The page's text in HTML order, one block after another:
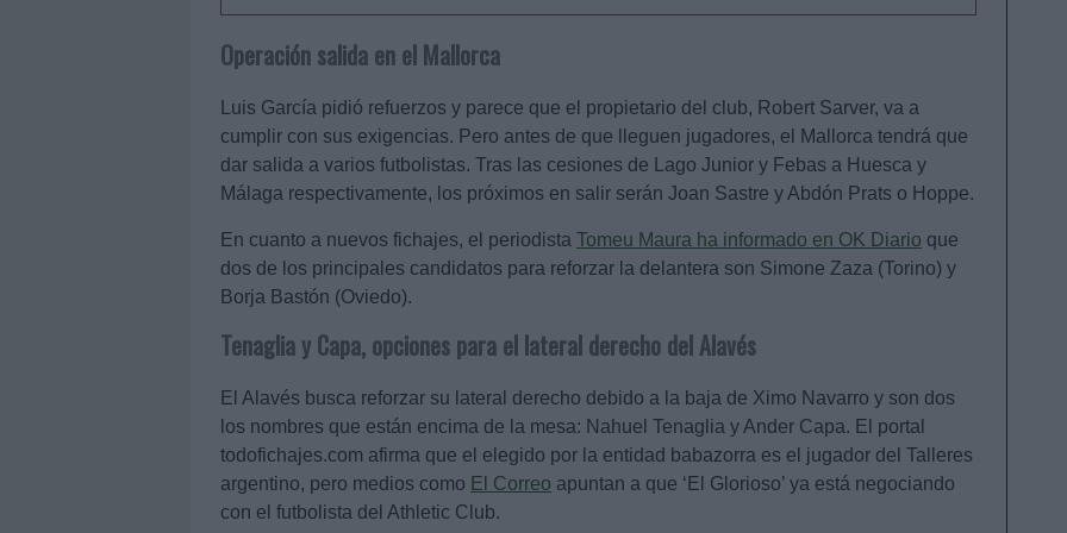
Operación salida en el Mallorca
Luis García pidió refuerzos y parece que el propietario del club, Robert Sarver, va a
cumplir con sus exigencias. Pero antes de que lleguen jugadores, el Mallorca tendrá que
dar salida a varios futbolistas. Tras las cesiones de Lago Junior y Febas a Huesca y
Málaga respectivamente, los próximos en salir serán Joan Sastre y Abdón Prats o Hoppe.
En cuanto a nuevos fichajes, el periodista Tomeu Maura ha informado en OK Diario que
dos de los principales candidatos para reforzar la delantera son Simone Zaza (Torino) y
Borja Bastón (Oviedo).
Tenaglia y Capa, opciones para el lateral derecho del Alavés
El Alavés busca reforzar su lateral derecho debido a la baja de Ximo Navarro y son dos
los nombres que están encima de la mesa: Nahuel Tenaglia y Ander Capa. El portal
todofichajes.com afirma que el elegido por la entidad babazorra es el jugador del Talleres
argentino, pero medios como El Correo apuntan a que ‘El Glorioso’ ya está negociando
con el futbolista del Athletic Club.